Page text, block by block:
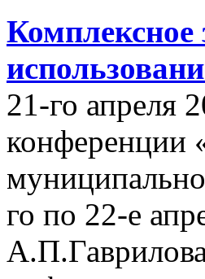
Комплексное
21-го апреля
конференции
го по 22-е